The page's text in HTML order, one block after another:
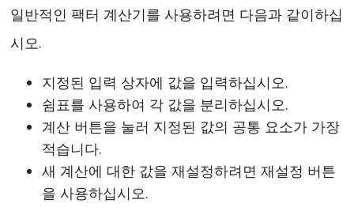
일반적인 팩터 계산기를 사용하려면 다음과 같이하십
시오.
지정된 입력 상자에 값을 입력하십시오.
쉼표를 사용하여 각 값을 분리하십시오.
계산 버튼을 눌러 지정된 값의 공통 요소가 가장
적습니다.
새 계산에 대한 값을 재설정하려면 재설정 버튼
을 사용하십시오.